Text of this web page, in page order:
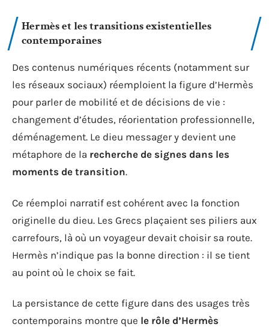
Hermès et les transitions existentielles
contemporaines
Des contenus numériques récents (notamment sur
les réseaux sociaux) réemploient la figure d’Hermès
pour parler de mobilité et de décisions de vie :
changement d’études, réorientation professionnelle,
déménagement. Le dieu messager y devient une
métaphore de la recherche de signes dans les
moments de transition.
Ce réemploi narratif est cohérent avec la fonction
originelle du dieu. Les Grecs plaçaient ses piliers aux
carrefours, là où un voyageur devait choisir sa route.
Hermès n’indique pas la bonne direction : il se tient
au point où le choix se fait.
La persistance de cette figure dans des usages très
contemporains montre que le rôle d’Hermès